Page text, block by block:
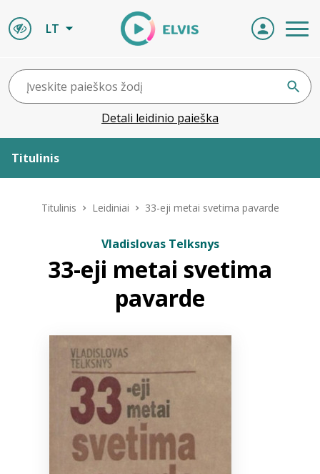
LT
Detali leidinio paieška
Titulinis
ELVIS atvyksta
Bibliotekoms
Titulinis Leidiniai 33-eji metai svetima pavarde
Vladislovas Telksnys
33-eji metai svetima
pavarde